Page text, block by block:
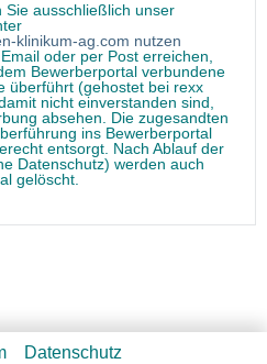
Sie ausschließlich unser
klinikum-ag.com nutzen
oder per Post erreichen,
Bewerberportal verbundene
überführt (gehostet bei rexx
nicht einverstanden sind,
absehen. Die zugesandten
ins Bewerberportal
entsorgt. Nach Ablauf der
Datenschutz) werden auch
gelöscht.
Datenschutz